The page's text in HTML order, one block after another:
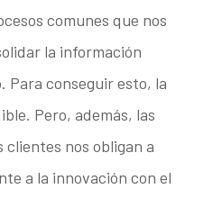
comunes que nos
la información
conseguir esto, la
Pero, además, las
clientes nos obligan a
a la innovación con el